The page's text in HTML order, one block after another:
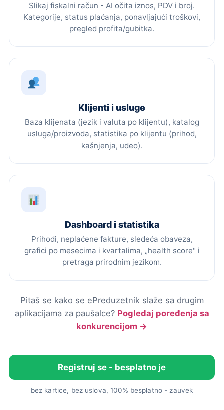
Slikaj fiskalni račun - AI očita iznos, PDV i broj.
Kategorije, status plaćanja, ponavljajući troškovi,
pregled profita/gubitka.
Klijenti i usluge
Baza klijenata (jezik i valuta po klijentu), katalog
usluga/proizvoda, statistika po klijentu (prihod,
kašnjenja, udeo).
Dashboard i statistika
Prihodi, neplaćene fakture, sledeća obaveza,
grafici po mesecima i kvartalima, „health score" i
pretraga prirodnim jezikom.
Pitaš se kako se ePreduzetnik slaže sa drugim
aplikacijama za paušalce? Pogledaj poređenja sa
konkurencijom →
Registruj se - besplatno je
bez kartice, bez uslova, 100% besplatno - zauvek